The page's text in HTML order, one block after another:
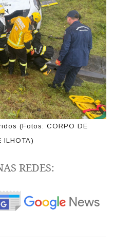
(Fotos: CORPO DE
ILHOTA)
REDES: